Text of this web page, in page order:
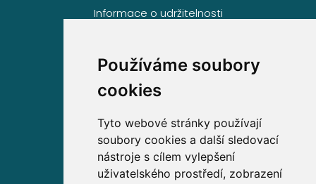
Používáme soubory
cookies
Tyto webové stránky používají
soubory cookies a další sledovací
nástroje s cílem vylepšení
uživatelského prostředí, zobrazení
Informace o udržitelnosti
Volejte zdarma na
800 63 63 63
Sídlo společnosti
Partners Financial Services, a.s.